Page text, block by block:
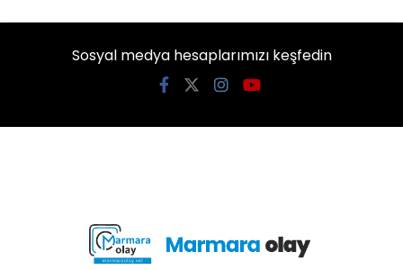
Sosyal medya hesaplarımızı keşfedin